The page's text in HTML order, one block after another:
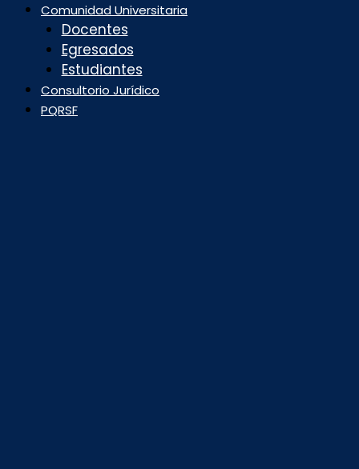
Comunidad Universitaria
Docentes
Egresados
Estudiantes
Consultorio Jurídico
PQRSF